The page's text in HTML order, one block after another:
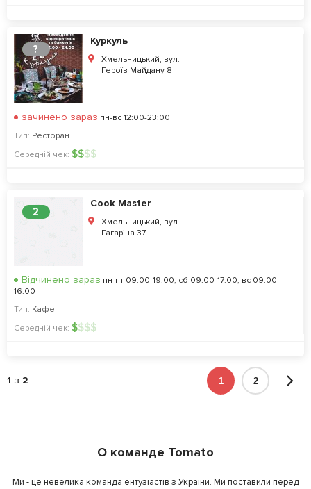
?
Куркуль
Хмельницький, вул.
Героїв Майдану 8
зачинено зараз пн-вс 12:00-23:00
Тип: Ресторан
Середній чек: $$$$
2
Cook Master
Хмельницький, вул.
Гагаріна 37
Відчинено зараз пн-пт 09:00-19:00, сб 09:00-17:00, вс 09:00-
16:00
Тип: Кафе
Середній чек: $$$$
1 з 2 1 2
О команде Tomato
Ми - це невелика команда ентузіастів з України. Ми поставили перед